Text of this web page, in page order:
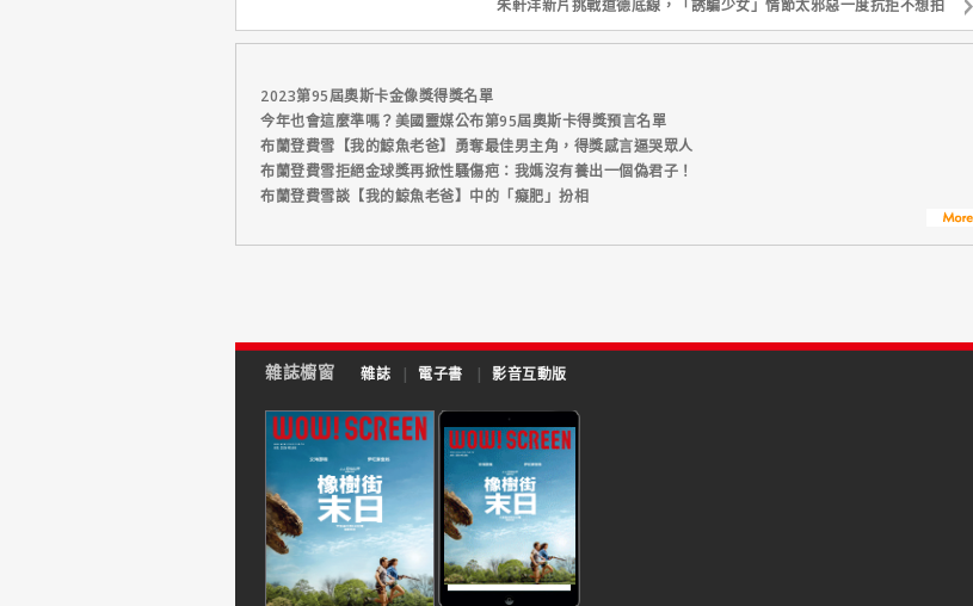
朱軒洋新片挑戰道德底線，「誘騙少女」情節太邪惡一度抗拒不想拍
2023第95屆奧斯卡金像獎得獎名單
今年也會這麼準嗎？美國靈媒公布第95屆奧斯卡得獎預言名單
布蘭登費雪【我的鯨魚老爸】勇奪最佳男主角，得獎感言逼哭眾人
布蘭登費雪拒絕金球獎再掀性騷傷疤：我媽沒有養出一個偽君子！
布蘭登費雪談【我的鯨魚老爸】中的「癡肥」扮相
雜誌櫥窗 雜誌 | 電子書 | 影音互動版